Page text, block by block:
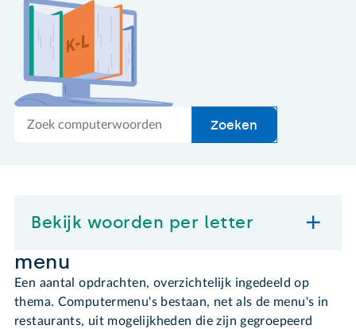
Zoek
Zoeken
Bekijk woorden per letter
menu
Een aantal opdrachten, overzichtelijk ingedeeld op
thema. Computermenu's bestaan, net als de menu's in
restaurants, uit mogelijkheden die zijn gegroepeerd